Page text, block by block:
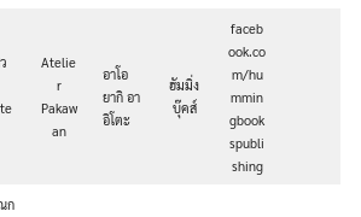
Atelie
r
Pakaw
an
อาโอ
ยากิ อา
อิโตะ
ฮัมมิ่ง
บุ๊คส์
faceb
ook.co
m/hu
mmin
gbook
spubli
shing
ก